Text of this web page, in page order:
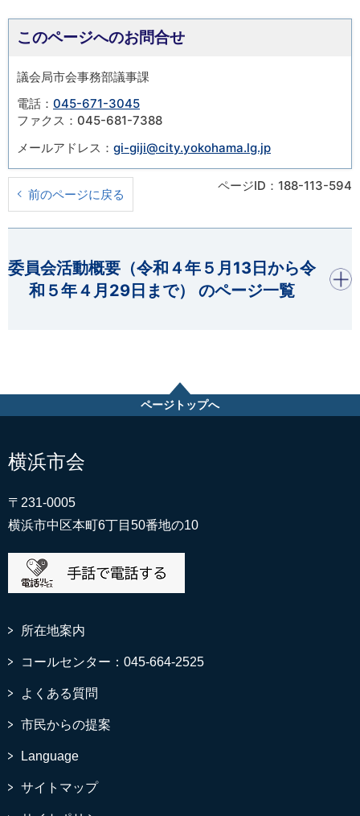
このページへのお問合せ
議会局市会事務部議事課
電話： 045-671-3045
ファクス：045-681-7388
メールアドレス： gi-giji@city.yokohama.lg.jp
前のページに戻る
ページID：188-113-594
委員会活動概要（令和４年５月13日から令
和５年４月29日まで） のページ一覧
開く
ページトップへ
横浜市会
〒231-0005
横浜市中区本町6丁目50番地の10
所在地案内
コールセンター：045-664-2525
よくある質問
市民からの提案
Language
サイトマップ